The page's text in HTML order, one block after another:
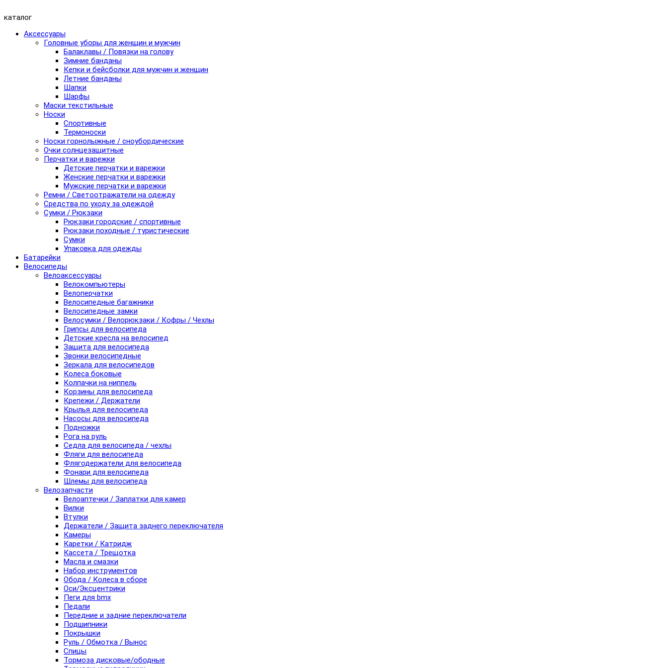
каталог
Аксессуары
Головные уборы для женщин и мужчин
Балаклавы / Повязки на голову
Зимние банданы
Кепки и бейсболки для мужчин и женщин
Летние банданы
Шапки
Шарфы
Маски текстильные
Носки
Спортивные
Термоноски
Носки горнолыжные / сноубордические
Очки солнцезащитные
Перчатки и варежки
Детские перчатки и варежки
Женские перчатки и варежки
Мужские перчатки и варежки
Ремни / Светоотражатели на одежду
Средства по уходу за одеждой
Сумки / Рюкзаки
Рюкзаки городские / спортивные
Рюкзаки походные / туристические
Сумки
Упаковка для одежды
Батарейки
Велосипеды
Велоаксессуары
Велокомпьютеры
Велоперчатки
Велосипедные багажники
Велосипедные замки
Велосумки / Велорюкзаки / Кофры / Чехлы
Грипсы для велосипеда
Детские кресла на велосипед
Защита для велосипеда
Звонки велосипедные
Зеркала для велосипедов
Колеса боковые
Колпачки на ниппель
Корзины для велосипеда
Крепежи / Держатели
Крылья для велосипеда
Насосы для велосипеда
Подножки
Рога на руль
Седла для велосипеда / чехлы
Фляги для велосипеда
Флягодержатели для велосипеда
Фонари для велосипеда
Шлемы для велосипеда
Велозапчасти
Велоаптечки / Заплатки для камер
Вилки
Втулки
Держатели / Защита заднего переключателя
Камеры
Каретки / Катридж
Кассета / Трещотка
Масла и смазки
Набор инструментов
Обода / Колеса в сборе
Оси/Эксцентрики
Пеги для bmx
Педали
Передние и задние переключатели
Подшипники
Покрышки
Руль / Обмотка / Вынос
Спицы
Тормоза дисковые/ободные